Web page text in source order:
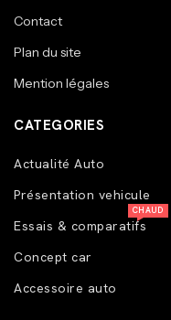
Contact
Plan du site
Mention légales
CATEGORIES
Actualité Auto
Présentation vehicule
Essais & comparatifs
CHAUD
Concept car
Accessoire auto